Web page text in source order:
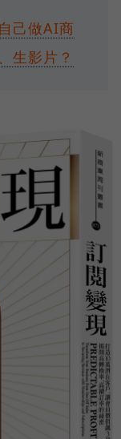
己做AI商
生影片？